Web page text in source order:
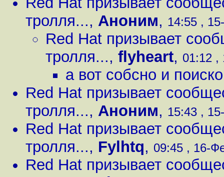
тролля..., Аноним, 14:55 ,
Red Hat призывает
тролля..., flyheart, 01:12 ,
а вот собсно и
Red Hat призывает
тролля..., Аноним, 15:43 ,
Red Hat призывает
тролля..., Fylhtq, 09:45 , 16-
Red Hat призывает